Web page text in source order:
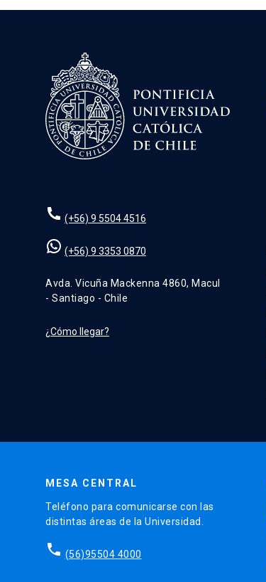
(+56) 9 5504 4516
(+56) 9 3353 0870
Avda. Vicuña Mackenna 4860, Macul
- Santiago - Chile
¿Cómo llegar?
MESA CENTRAL
Teléfono para comunicarse con las
distintas áreas de la Universidad.
phone (56)95504 4000